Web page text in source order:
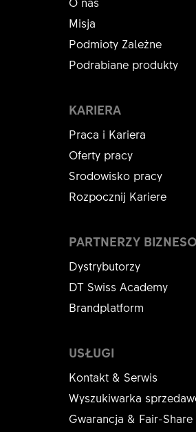
Misja
Podmioty Zależne
Podrabiane produkty
KARIERA
Praca i Kariera
Oferty pracy
Srodowisko pracy
Rozpocznij Kariere
USŁUGI
Kontakt & Serwis
Wyszukiwarka
Gwarancja & Fair-Share
PARTNERZY
Dystrybutorzy
DT Swiss Academy
Brandplatform